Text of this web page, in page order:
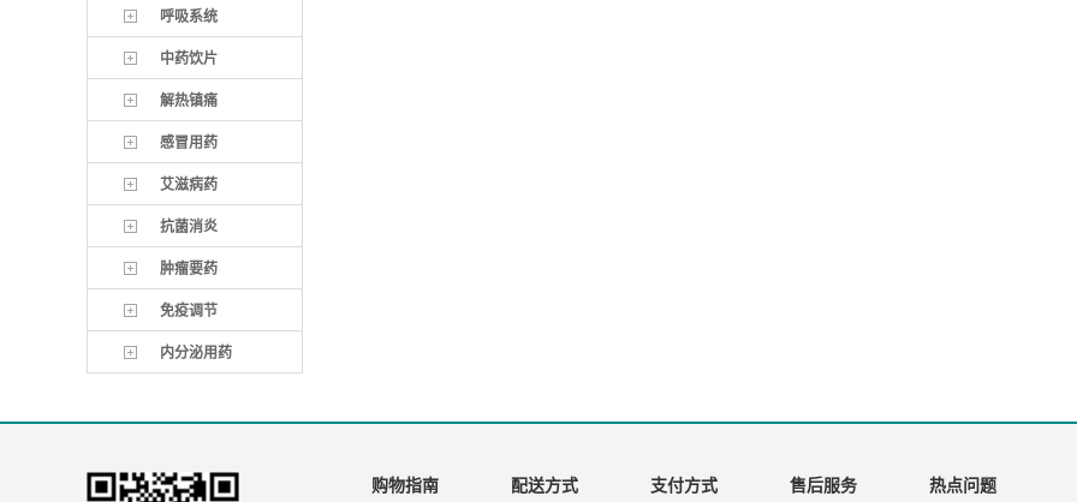
呼吸系统
中药饮片
解热镇痛
感冒用药
艾滋病药
抗菌消炎
肿瘤要药
免疫调节
内分泌用药
购物指南 配送方式 支付方式 售后服务 热点问题